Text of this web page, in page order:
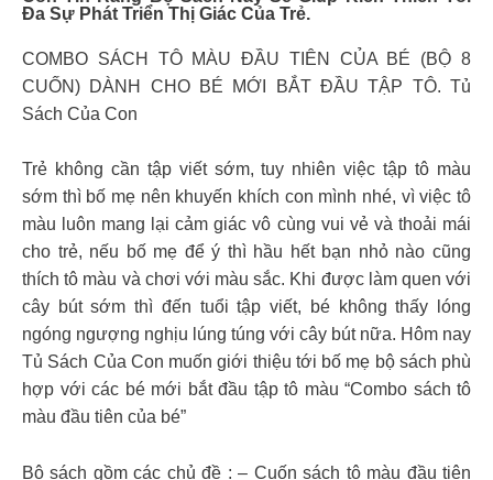
Đa Sự Phát Triển Thị Giác Của Trẻ.
COMBO SÁCH TÔ MÀU ĐẦU TIÊN CỦA BÉ (BỘ 8
CUỐN) DÀNH CHO BÉ MỚI BẮT ĐẦU TẬP TÔ. Tủ
Sách Của Con
Trẻ không cần tập viết sớm, tuy nhiên việc tập tô màu
sớm thì bố mẹ nên khuyến khích con mình nhé, vì việc tô
màu luôn mang lại cảm giác vô cùng vui vẻ và thoải mái
cho trẻ, nếu bố mẹ để ý thì hầu hết bạn nhỏ nào cũng
thích tô màu và chơi với màu sắc. Khi được làm quen với
cây bút sớm thì đến tuổi tập viết, bé không thấy lóng
ngóng ngượng nghịu lúng túng với cây bút nữa. Hôm nay
Tủ Sách Của Con muốn giới thiệu tới bố mẹ bộ sách phù
hợp với các bé mới bắt đầu tập tô màu “Combo sách tô
màu đầu tiên của bé”
Bộ sách gồm các chủ đề : – Cuốn sách tô màu đầu tiên